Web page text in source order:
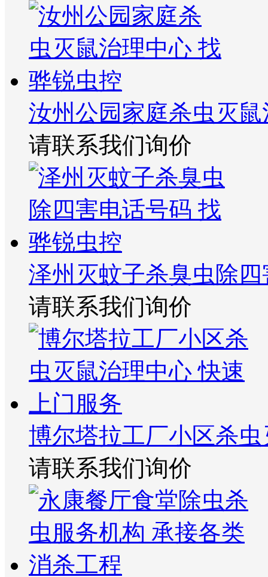
汝州公园家庭杀虫灭
请联系我们询价
泽州灭蚊子杀臭虫除
请联系我们询价
博尔塔拉工厂小区杀
请联系我们询价